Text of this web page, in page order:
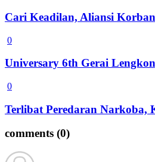
Cari Keadilan, Aliansi
0
Universary 6th Gerai
0
Terlibat Peredaran Narkoba,
comments (0)